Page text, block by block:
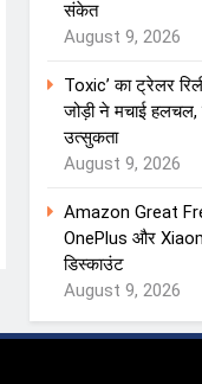
संकेत
August 9, 2026
Toxic’ का ट्रेलर
जोड़ी ने मचाई हलचल,
उत्सुकता
August 9, 2026
Amazon Great
OnePlus और
डिस्काउंट
August 9, 2026